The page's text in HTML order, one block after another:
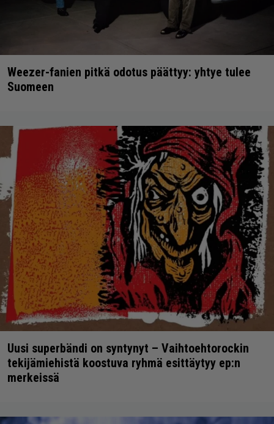
Weezer-fanien pitkä odotus päättyy: yhtye tulee
Suomeen
Uusi superbändi on syntynyt – Vaihtoehtorockin
tekijämiehistä koostuva ryhmä esittäytyy ep:n
merkeissä